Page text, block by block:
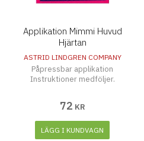
Applikation Mimmi Huvud
Hjärtan
ASTRID LINDGREN COMPANY
Påpressbar applikation
Instruktioner medföljer.
72 KR
LÄGG I KUNDVAGN